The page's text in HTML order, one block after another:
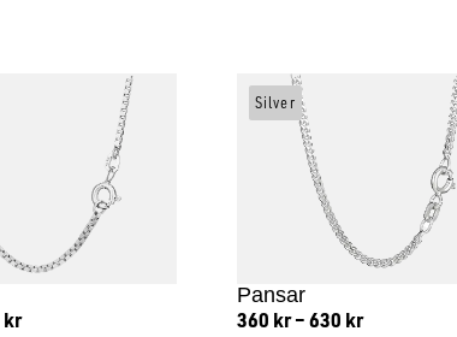
kr
Pansar
360 kr –630 kr
Silver